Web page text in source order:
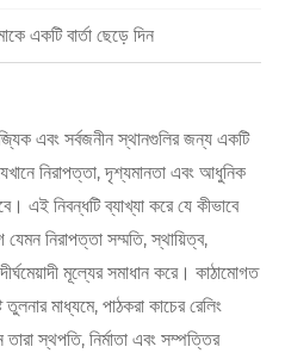
একটি বার্তা ছেড়ে দিন
এবং সর্বজনীন স্থানগুলির জন্য একটি
নিরাপত্তা, দৃশ্যমানতা এবং আধুনিক
এই নিবন্ধটি ব্যাখ্যা করে যে কীভাবে
যেমন নিরাপত্তা সম্মতি, স্থায়িত্ব,
মূল্যের সমাধান করে। কাঠামোগত
মাধ্যমে, পাঠকরা কাচের রেলিং
স্থপতি, নির্মাতা এবং সম্পত্তির